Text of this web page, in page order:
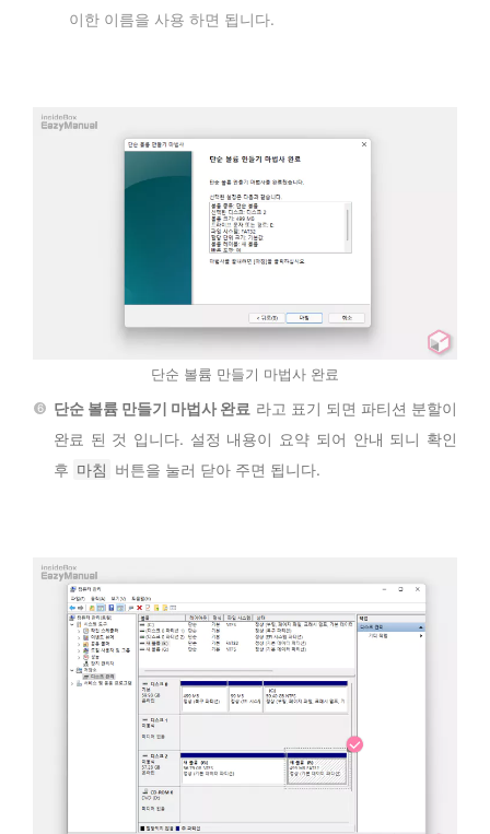
이한 이름을 사용 하면 됩니다.
단순 볼륨 만들기 마법사 완료
단순 볼륨 만들기 마법사 완료 라고 표기 되면 파티션 분할이
완료 된 것 입니다. 설정 내용이 요약 되어 안내 되니 확인
후 마침 버튼을 눌러 닫아 주면 됩니다.